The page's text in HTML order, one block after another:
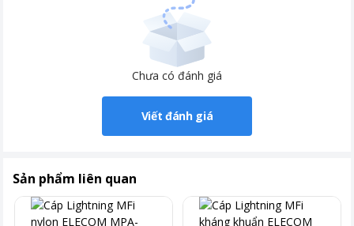
Chưa có đánh giá
Viết đánh giá
Sản phẩm liên quan